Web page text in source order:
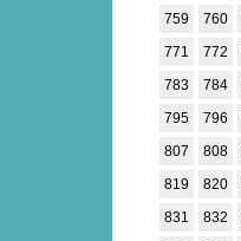
759
760
771
772
783
784
795
796
807
808
819
820
831
832